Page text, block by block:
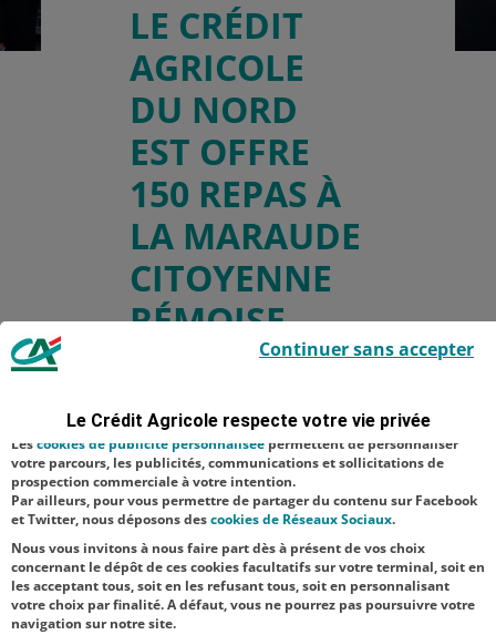
LE CRÉDIT
AGRICOLE
DU NORD
EST OFFRE
150 REPAS À
LA MARAUDE
CITOYENNE
RÉMOISE
Télécharger le
communiqué de
presse
Le Crédit Agricole respecte votre vie privée
indispensables car utilisés à des fins de bon fonctionnement et de
sécurité ; d’autres sont facultatifs. Les
satisfaction facultatifs.
Lescookies de publicité personnalisée permettent de personnaliser
votre parcours, les publicités, communications et sollicitations de
prospection commerciale à votre intention.
Par ailleurs, pour vous permettre de partager du contenu sur Facebook
et Twitter, nous déposons descookies de Réseaux Sociaux.
Nous vous invitons à nous faire part dès à présent de vos choix
concernant le dépôt de ces cookies facultatifs sur votre terminal, soit en
les acceptant tous, soit en les refusant tous, soit en personnalisant
votre choix par finalité. A défaut, vous ne pourrez pas poursuivre votre
navigation sur notre site.
Continuer sans accepter